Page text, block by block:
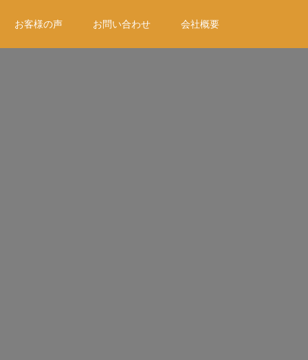
お客様の声 お問い合わせ 会社概要